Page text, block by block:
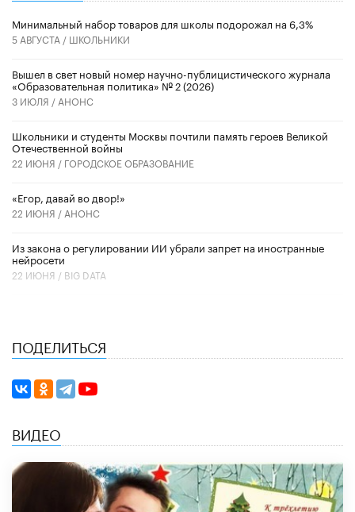
Минимальный набор товаров для школы подорожал на 6,3%
5 АВГУСТА / ШКОЛЬНИКИ
Вышел в свет новый номер научно-публицистического журнала
«Образовательная политика» № 2 (2026)
3 ИЮЛЯ / АНОНС
Школьники и студенты Москвы почтили память героев Великой
Отечественной войны
22 ИЮНЯ / ГОРОДСКОЕ ОБРАЗОВАНИЕ
«Егор, давай во двор!»
22 ИЮНЯ / АНОНС
Из закона о регулировании ИИ убрали запрет на иностранные
нейросети
22 ИЮНЯ / BIG DATA
ПОДЕЛИТЬСЯ
ВИДЕО